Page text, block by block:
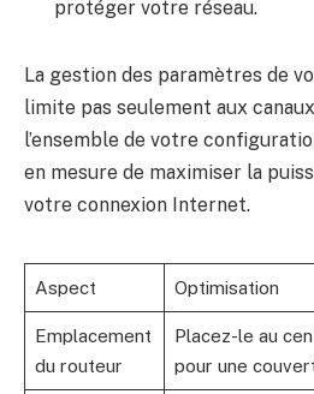
protéger votre réseau.
La gestion des paramètres de
limite pas seulement aux
l’ensemble de votre
en mesure de maximiser la
votre connexion Internet.
Aspect Optimisation
Emplacement
du routeur
Placez-le au
pour une